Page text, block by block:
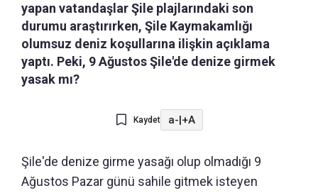
yapan vatandaşlar Şile plajlarındaki son
durumu araştırırken, Şile Kaymakamlığı
olumsuz deniz koşullarına ilişkin açıklama
yaptı. Peki, 9 Ağustos Şile'de denize girmek
yasak mı?
Kaydet a-|+A
Şile'de denize girme yasağı olup olmadığı 9
Ağustos Pazar günü sahile gitmek isteyen